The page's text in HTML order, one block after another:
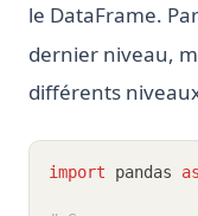
le DataFrame.
dernier niveau,
différents
import pandas as